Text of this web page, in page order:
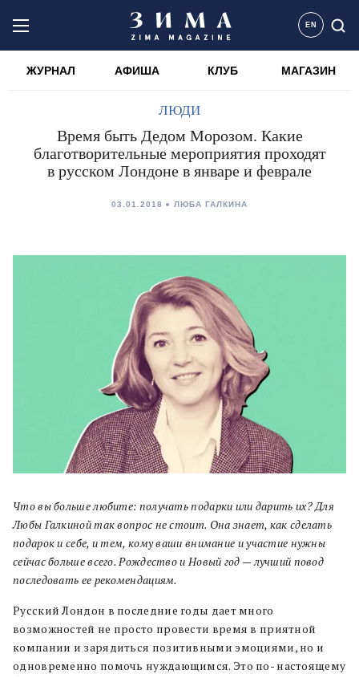
EN
ЖУРНАЛ АФИША КЛУБ МАГАЗИН
ЛЮДИ
Время быть Дедом Морозом. Какие
благотворительные мероприятия проходят
в русском Лондоне в январе и феврале
03.01.2018 ЛЮБА ГАЛКИНА
Что вы больше любите: получать подарки или дарить их? Для
Любы Галкиной так вопрос не стоит. Она знает, как сделать
подарок и себе, и тем, кому ваши внимание и участие нужны
сейчас больше всего. Рождество и Новый год — лучший повод
последовать ее рекомендациям.
Русский Лондон в последние годы дает много
возможностей не просто провести время в приятной
компании и зарядиться позитивными эмоциями, но и
одновременно помочь нуждающимся. Это по- настоящему